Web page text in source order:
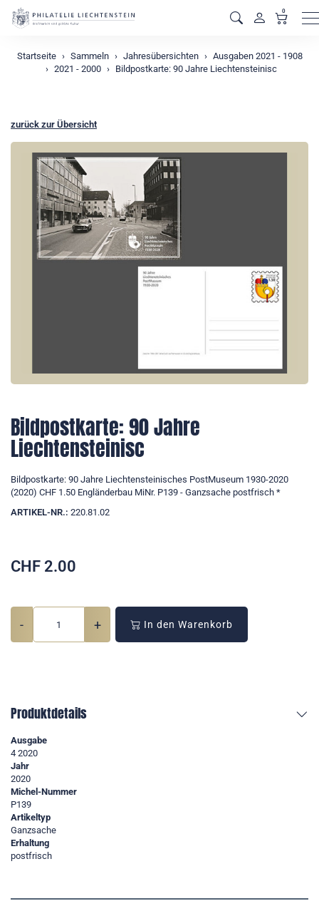
0
Startseite Sammeln Jahresübersichten
Ausgaben 2021 - 1908
2021 - 2000
Bildpostkarte: 90 Jahre Liechtensteinisc
zurück zur Übersicht
Bildpostkarte: 90 Jahre
Liechtensteinisc
Bildpostkarte: 90 Jahre Liechtensteinisches PostMuseum 1930-2020
(2020) CHF 1.50 Engländerbau MiNr. P139 - Ganzsache postfrisch *
ARTIKEL-NR.: 220.81.02
CHF 2.00
- + In den Warenkorb
Produktdetails
Ausgabe
4 2020
Jahr
2020
Michel-Nummer
P139
Artikeltyp
Ganzsache
Erhaltung
postfrisch